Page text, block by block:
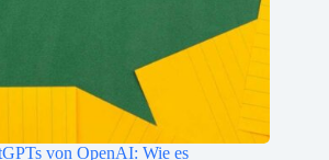
von OpenAI: Wie es